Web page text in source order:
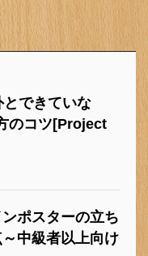
できていな
のコツ[Project
ポスターの立ち
中級者以上向け